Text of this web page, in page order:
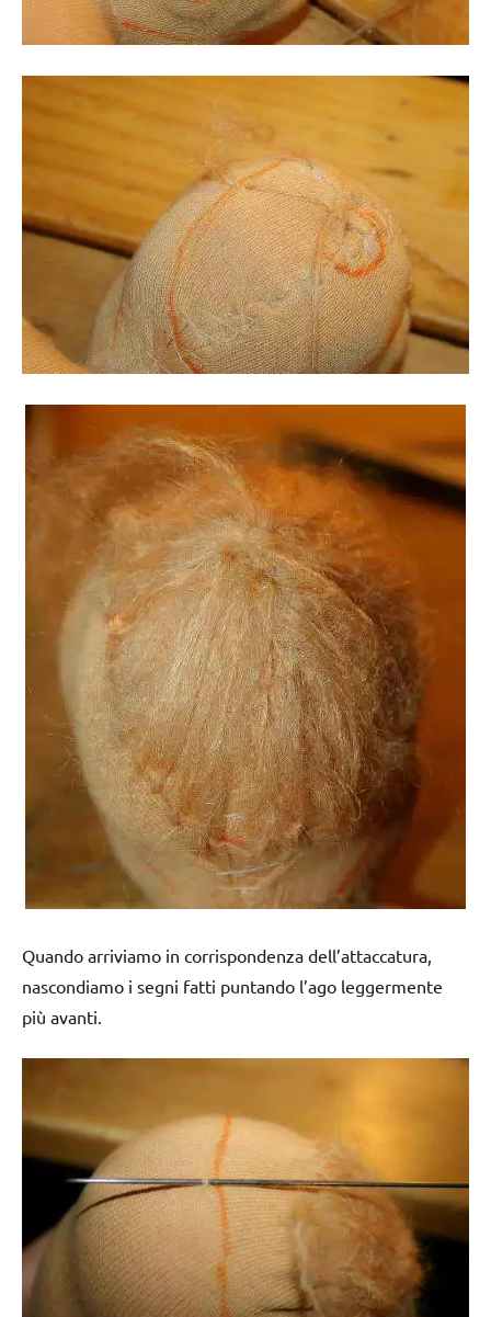
Quando arriviamo in corrispondenza dell’attaccatura,
nascondiamo i segni fatti puntando l’ago leggermente
più avanti.